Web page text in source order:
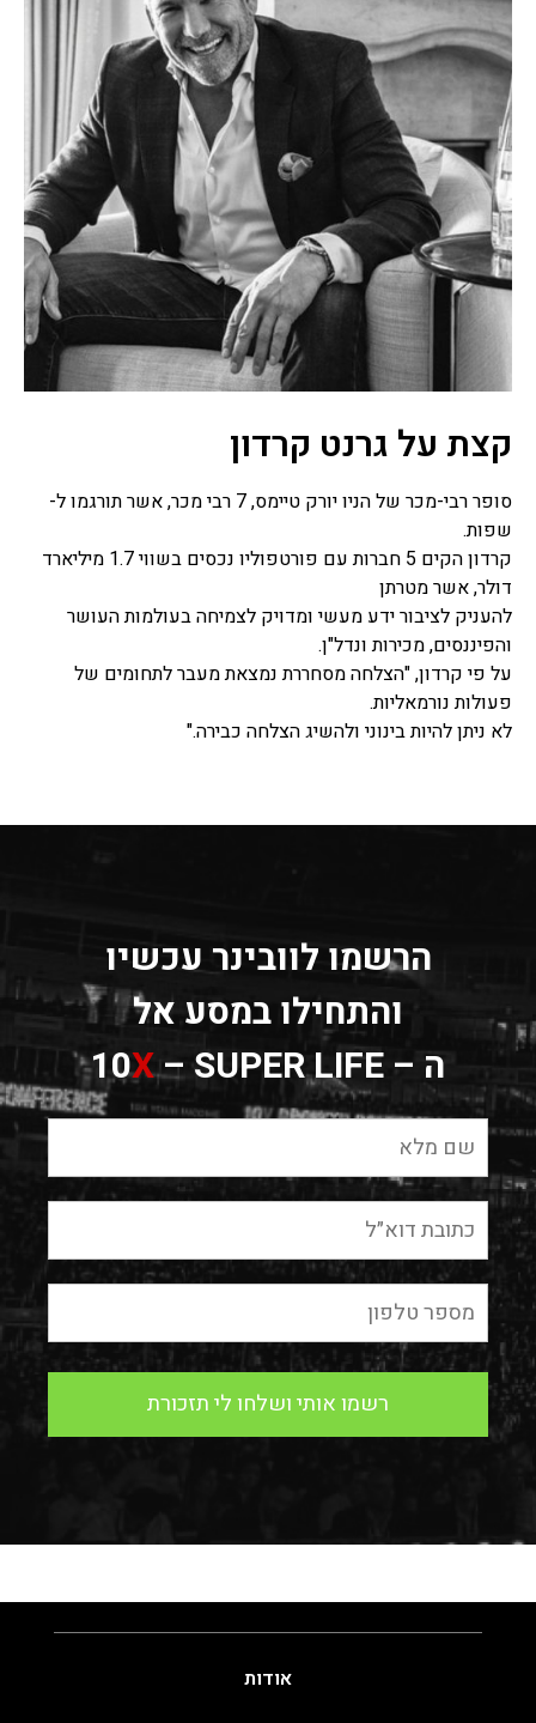
קצת על גרנט קרדון
סופר רבי-מכר של הניו יורק טיימס, 7 רבי מכר, אשר תורגמו ל-
שפות.
קרדון הקים 5 חברות עם פורטפוליו נכסים בשווי 1.7 מיליארד
דולר, אשר מטרתן
להעניק לציבור ידע מעשי ומדויק לצמיחה בעולמות העושר
והפיננסים, מכירות ונדל"ן.
על פי קרדון, "הצלחה מסחררת נמצאת מעבר לתחומים של
פעולות נורמאליות.
לא ניתן להיות בינוני ולהשיג הצלחה כבירה."
הרשמו לוובינר עכשיו
והתחילו במסע אל
ה – 10
X– SUPER LIFE
אודות
לורם איפסום דולור סיט אמט, קונסקטורר
אדיפיסינג אלית לפרומי בלוף קינץ תתיח לרעח. לת
צשחמי צש בליא, מנסוטו צמלח לביקו ננבי, צמוקו
בלוקריה.